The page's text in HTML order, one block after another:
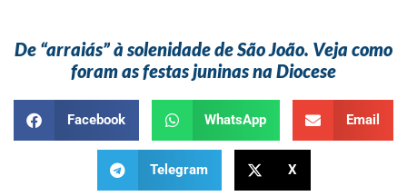
De “arraiás” à solenidade de São João. Veja como
foram as festas juninas na Diocese
Facebook WhatsApp Email
Telegram X